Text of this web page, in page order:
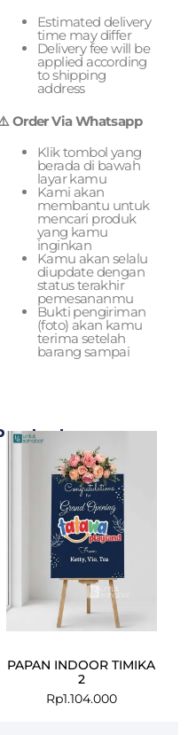
Estimated delivery
time may differ
Delivery fee will be
applied according
to shipping
address
Order Via Whatsapp
Klik tombol yang
berada di bawah
layar kamu
Kami akan
membantu untuk
mencari produk
yang kamu
inginkan
Kamu akan selalu
diupdate dengan
status terakhir
pemesananmu
Bukti pengiriman
(foto) akan kamu
terima setelah
barang sampai
PAPAN INDOOR TIMIKA
2
Rp1.104.000